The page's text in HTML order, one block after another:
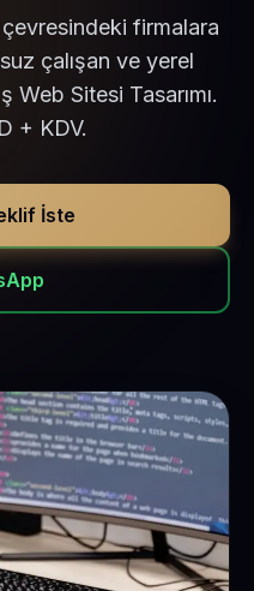
firmalara
çalışan ve yerel
Web Sitesi Tasarımı.
+ KDV.
İste